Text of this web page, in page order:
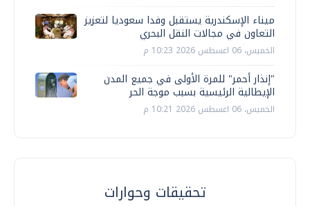
ميناء الإسكندرية يستقبل وفدا سعوديا لتعزيز
التعاون في مجالات النقل البحري
الخميس، 06 اغسطس 2026 10:23 م
"إنذار أحمر" للمرة الأولى في جميع المدن
الإيطالية الرئيسية بسبب موجة الحر
الخميس، 06 اغسطس 2026 10:21 م
تحقيقات وحوارات